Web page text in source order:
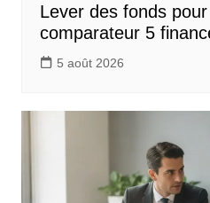
Lever des fonds
comparateur 5
5 août 2026